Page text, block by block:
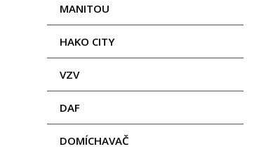
MANITOU
HAKO CITY
VZV
DAF
DOMÍCHAVAČ